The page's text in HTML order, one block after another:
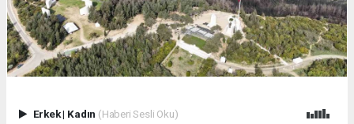
Erkek| Kadın (Haberi Sesli Oku)